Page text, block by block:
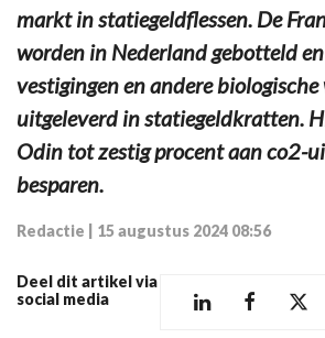
markt in statiegeldflessen. De
worden in Nederland gebotteld
vestigingen en andere biologische
uitgeleverd in statiegeldkratten.
Odin tot zestig procent aan co2-
besparen.
Redactie 15 augustus 2024 08:56
Deel dit artikel via
social media